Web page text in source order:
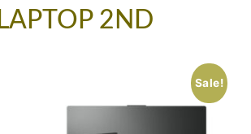
LAPTOP 2ND
Sale!